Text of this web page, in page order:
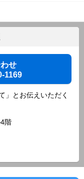
せ
1169
」とお伝えいただく
階